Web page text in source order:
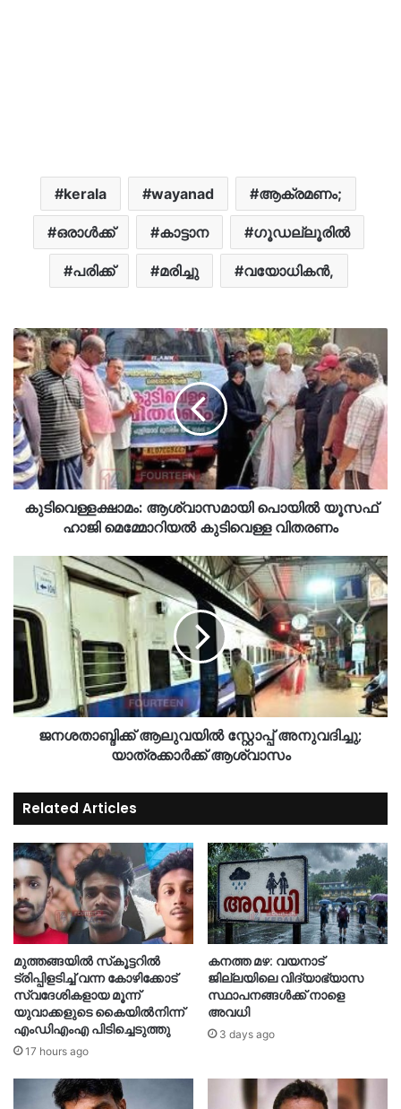
kerala wayanad ആക്രമണം;
ഒരാൾക്ക് കാട്ടാന ഗൂഡല്ലൂരിൽ
പരിക്ക് മരിച്ചു വയോധികൻ,
കുടിവെള്ളക്ഷാമം: ആശ്വാസമായി പൊയിൽ യൂസഫ്
ഹാജി മെമ്മോറിയൽ കുടിവെള്ള വിതരണം
ജനശതാബ്ദിക്ക് ആലുവയിൽ സ്റ്റോപ്പ് അനുവദിച്ചു;
യാത്രക്കാർക്ക് ആശ്വാസം
Related Articles
മുത്തങ്ങയിൽ സ്‌കൂട്ടറിൽ
ട്രിപ്പിളടിച്ച് വന്ന കോഴിക്കോട്
സ്വദേശികളായ മൂന്ന്
യുവാക്കളുടെ കൈയിൽനിന്ന്
എംഡിഎംഎ പിടിച്ചെടുത്തു
17 hours ago
കനത്ത മഴ: വയനാട്
ജില്ലയിലെ വിദ്യാഭ്യാസ
സ്ഥാപനങ്ങൾക്ക് നാളെ
അവധി
3 days ago